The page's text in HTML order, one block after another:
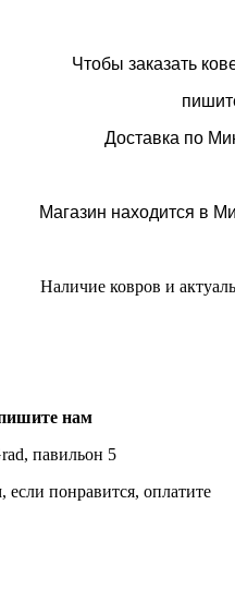
Чтобы заказать
Доставка по
Магазин находится в
Наличие ковров и
нам
павильон 5
понравится, оплатите